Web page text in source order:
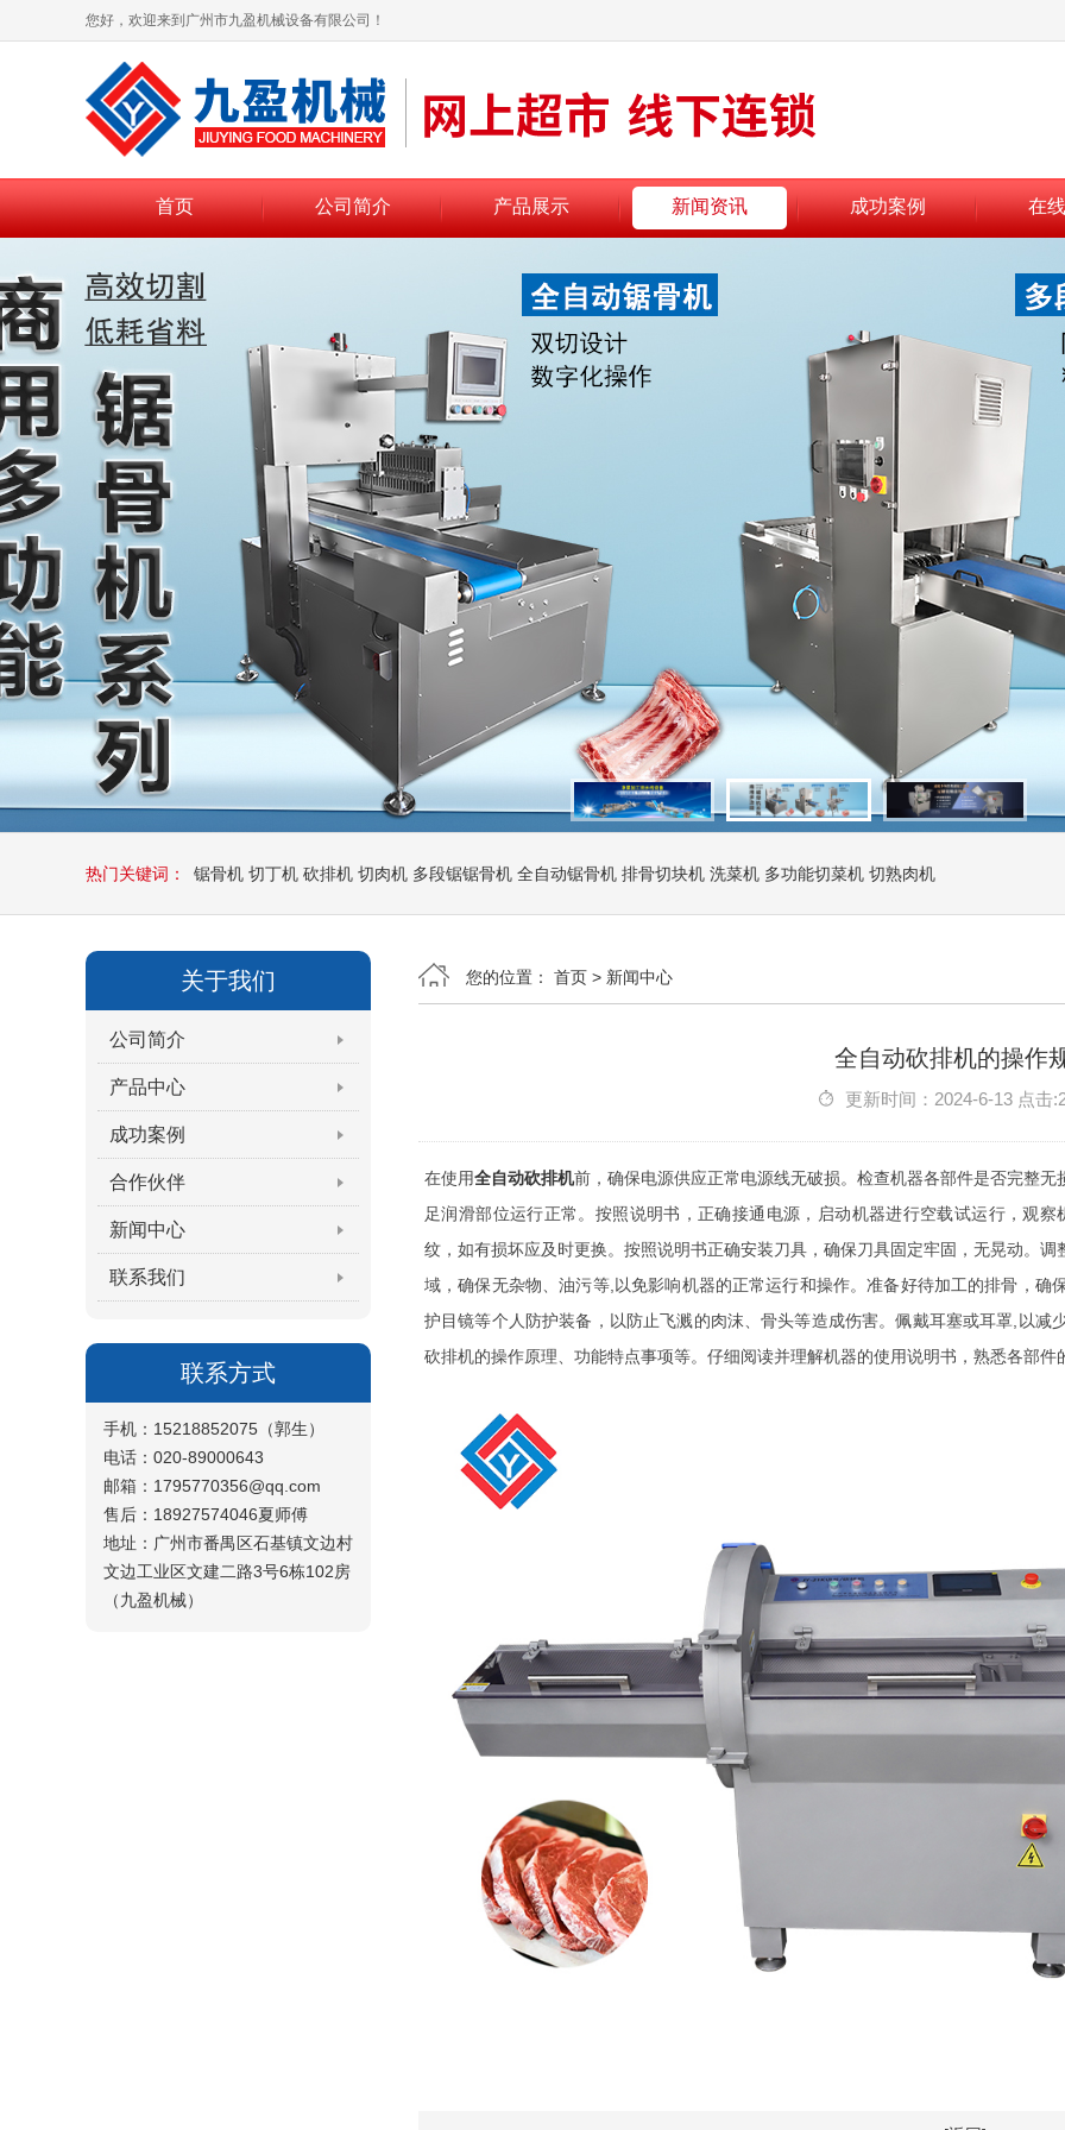
您好，欢迎来到广州市九盈机械设备有限公司！
首页 公司简介 产品展示 新闻资讯 成功案例 在
热门关键词： 锯骨机 切丁机 砍排机 切肉机 多段锯锯骨机 全自动锯骨机 排骨切块机 洗菜机 多功能切菜机 切熟肉机
关于我们
公司简介
产品中心
成功案例
合作伙伴
新闻中心
联系我们
联系方式
手机：15218852075（郭生）
电话：020-89000643
邮箱：1795770356@qq.com
售后：18927574046夏师傅
地址：广州市番禺区石基镇文边村
文边工业区文建二路3号6栋102房
（九盈机械）
您的位置： 首页 > 新闻中心
全自动砍排机的操作
更新时间：2024-6-13 点击
在使用全自动砍排机前，确保电源供应正常电源线无破损。检查机器各部件是否完整
足润滑部位运行正常。按照说明书，正确接通电源，启动机器进行空载试运行，观
纹，如有损坏应及时更换。按照说明书正确安装刀具，确保刀具固定牢固，无晃动。
域，确保无杂物、油污等,以免影响机器的正常运行和操作。准备好待加工的排骨，
护目镜等个人防护装备，以防止飞溅的肉沫、骨头等造成伤害。佩戴耳塞或耳罩,以
砍排机的操作原理、功能特点事项等。仔细阅读并理解机器的使用说明书，熟悉各部件